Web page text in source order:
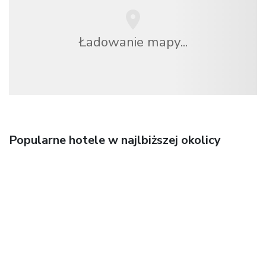
Ładowanie mapy...
Popularne hotele w najlbiższej okolicy